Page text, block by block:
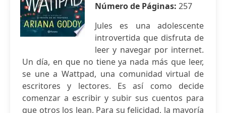
Número de Páginas: 257
Jules es una adolescente
introvertida que disfruta de
leer y navegar por internet.
Un día, en que no tiene ya nada más que leer,
se une a Wattpad, una comunidad virtual de
escritores y lectores. Es así como decide
comenzar a escribir y subir sus cuentos para
que otros los lean. Para su felicidad, la mayoría